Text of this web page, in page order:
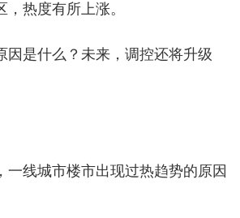
热度有所上涨。
因是什么？未来，调控还将升级
一线城市楼市出现过热趋势的原因